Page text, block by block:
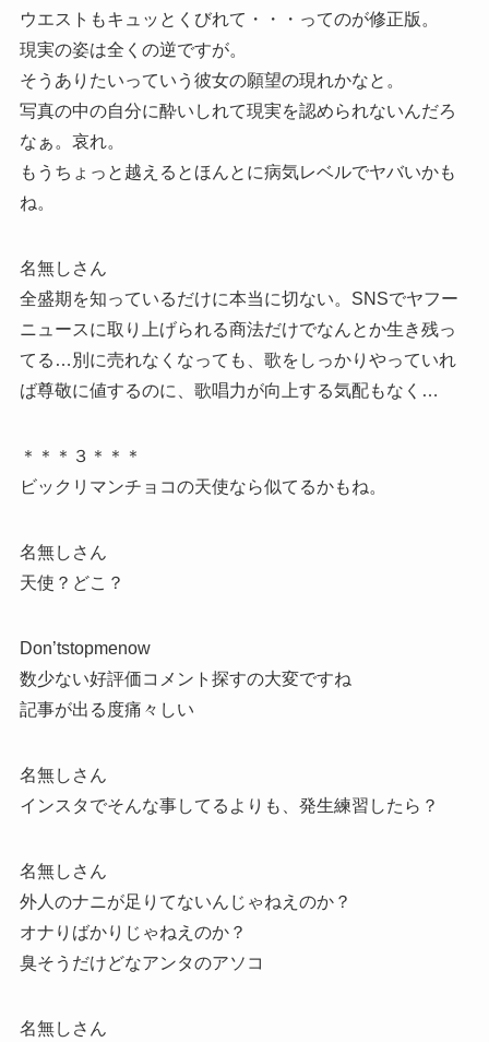
ウエストもキュッとくびれて・・・ってのが修正版。
現実の姿は全くの逆ですが。
そうありたいっていう彼女の願望の現れかなと。
写真の中の自分に酔いしれて現実を認められないんだろ
なぁ。哀れ。
もうちょっと越えるとほんとに病気レベルでヤバいかも
ね。
名無しさん
全盛期を知っているだけに本当に切ない。SNSでヤフー
ニュースに取り上げられる商法だけでなんとか生き残っ
てる…別に売れなくなっても、歌をしっかりやっていれ
ば尊敬に値するのに、歌唱力が向上する気配もなく…
＊＊＊３＊＊＊
ビックリマンチョコの天使なら似てるかもね。
名無しさん
天使？どこ？
Don’tstopmenow
数少ない好評価コメント探すの大変ですね
記事が出る度痛々しい
名無しさん
インスタでそんな事してるよりも、発生練習したら？
名無しさん
外人のナニが足りてないんじゃねえのか？
オナりばかりじゃねえのか？
臭そうだけどなアンタのアソコ
名無しさん